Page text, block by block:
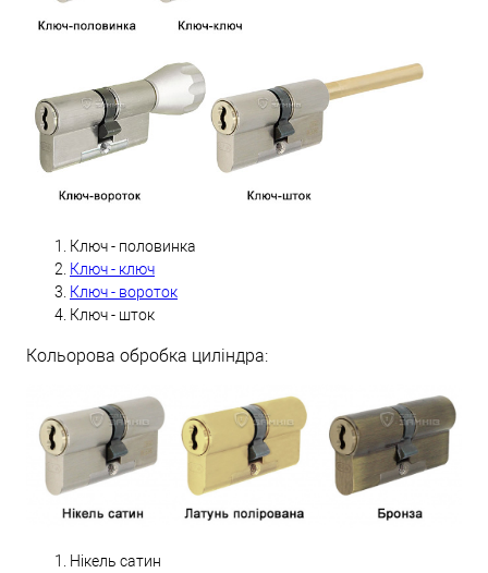
Ключ - половинка
Ключ - ключ
Ключ - вороток
Ключ - шток
Кольорова обробка циліндра:
Нікель сатин